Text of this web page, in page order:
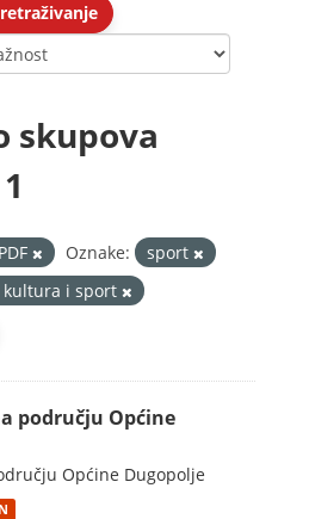
skupova
PDF Oznake:
sport
kultura i sport
području Općine
Općine Dugopolje